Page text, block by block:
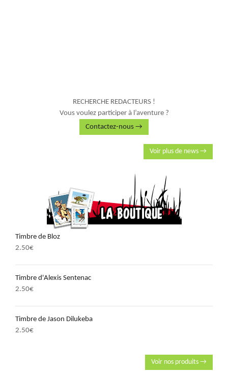
RECHERCHE REDACTEURS !
Vous voulez participer à l’aventure ?
Contactez-nous →
Voir plus de news →
Timbre de Bloz
2.50€
Timbre d'Alexis Sentenac
2.50€
Timbre de Jason Dilukeba
2.50€
Voir nos produits →